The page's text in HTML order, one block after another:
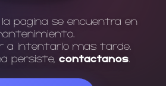
página se encuentra en
a intentarlo más tarde.
persiste, contáctanos.